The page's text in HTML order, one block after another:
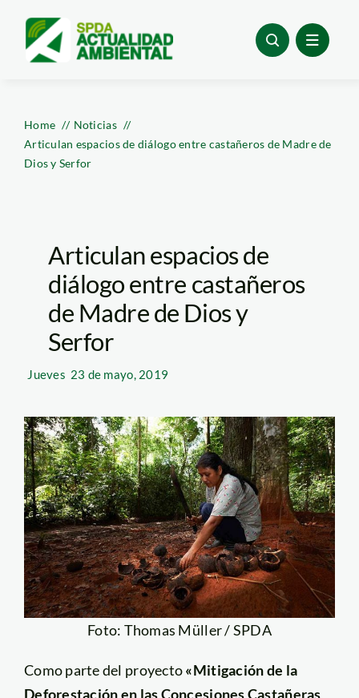
content
Home
Noticias
Articulan espacios de diálogo entre castañeros de Madre de
Dios y Serfor
Articulan espacios de
diálogo entre castañeros
de Madre de Dios y
Serfor
Jueves 23 de mayo, 2019
Foto: Thomas Müller / SPDA
Como parte del proyecto«Mitigación de la
Deforestación en las Concesiones Castañeras